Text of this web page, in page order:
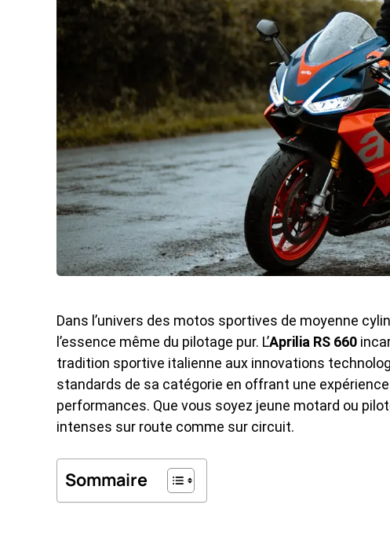
Dans l’univers des motos sportives de moyenne
l’essence même du pilotage pur. L’Aprilia RS 660
tradition sportive italienne aux innovations
standards de sa catégorie en offrant une
performances. Que vous soyez jeune motard ou
intenses sur route comme sur circuit.
Sommaire